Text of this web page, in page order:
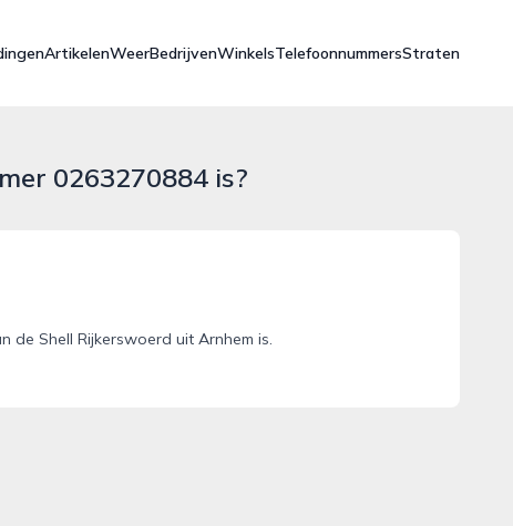
ArtikelenWeerBedrijvenWinkelsTelefoonnummersStraten
0263270884 is?
Shell Rijkerswoerd uit Arnhem is.